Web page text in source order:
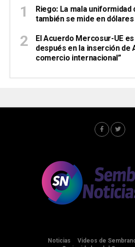
Riego: La mala uniformidad
también se mide en dólares
El Acuerdo Mercosur-UE
después en la inserción de
comercio internacional”
Noticias Videos de